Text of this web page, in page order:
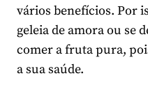
vários benefícios. Por
geleia de amora ou se
comer a fruta pura,
a sua saúde.